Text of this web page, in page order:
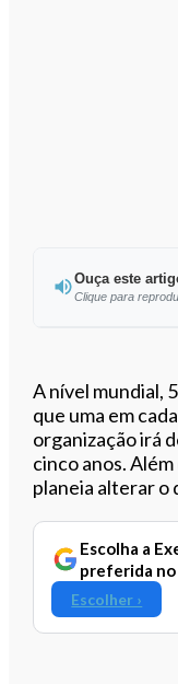
Ouça este
Clique para
A nível mundial,
que uma em
organização irá
cinco anos.
planeia alterar o
Escolha a
preferida
Escolher ›